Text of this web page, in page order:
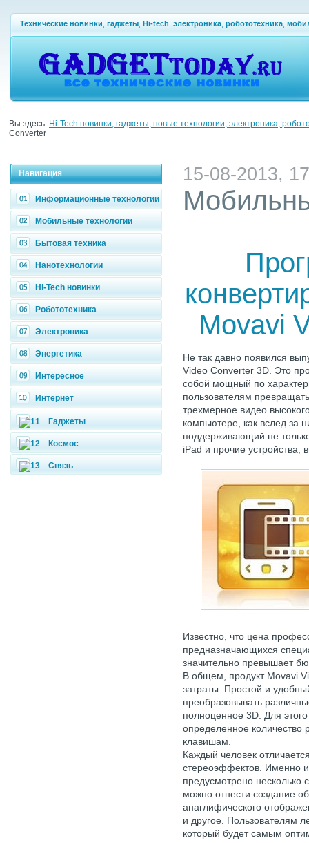
Технические новинки гаджеты Hi-tech электроника робототехника
Вы здесь: Hi-Tech новинки, гаджеты, новые технологии, электроника,
Converter
Навигация
Информационные технологии
Мобильные технологии
Бытовая техника
Нанотехнологии
Hi-Tech новинки
Робототехника
Электроника
Энергетика
Интересное
Интернет
Гаджеты
Космос
Связь
15-08-2013,
Movavi
Не так давно появился
Video Converter 3D. Это
собой мощный по
пользователям
трехмерное видео
компьютере, как вслед за
поддерживающий не
iPad и прочие
Известно, что цена
предназначающихся
значительно превышает
В общем, продукт Movavi
затраты. Простой и
преобразовывать
полноценное 3D. Для
определенное количество
клавишам.
Каждый человек
стереоэффектов. Именно
предусмотрено несколько
можно отнести создание
анаглифического
и другое. Пользователям
который будет самым